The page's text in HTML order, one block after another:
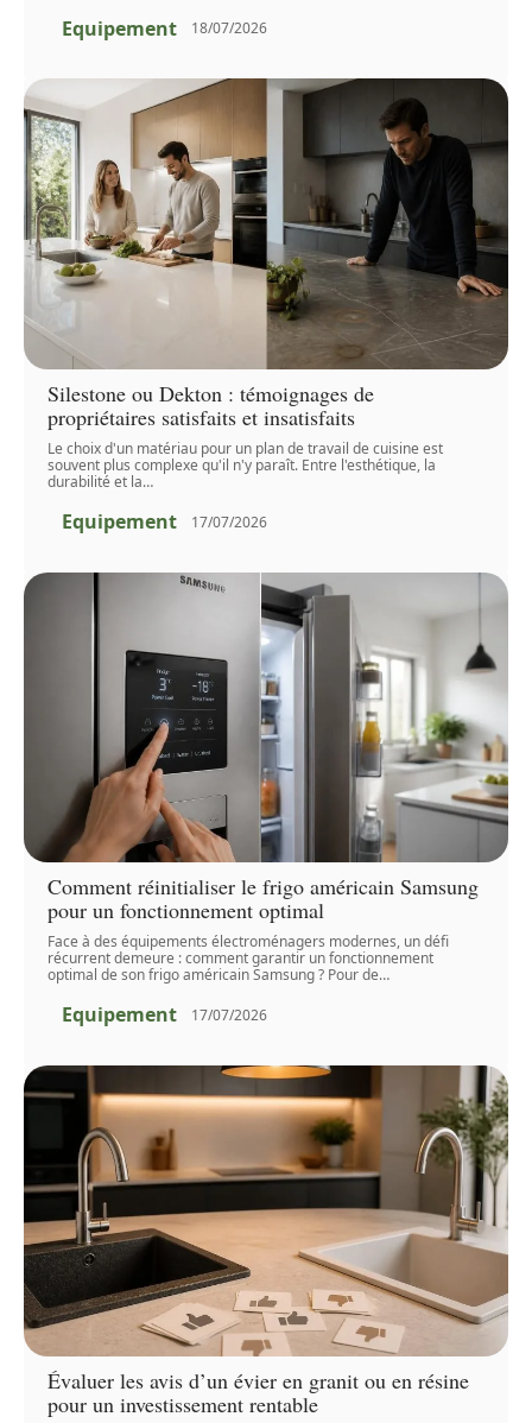
Equipement 18/07/2026
Silestone ou Dekton : témoignages de
propriétaires satisfaits et insatisfaits
Le choix d'un matériau pour un plan de travail de cuisine est
souvent plus complexe qu'il n'y paraît. Entre l'esthétique, la
durabilité et la…
Equipement 17/07/2026
Comment réinitialiser le frigo américain Samsung
pour un fonctionnement optimal
Face à des équipements électroménagers modernes, un défi
récurrent demeure : comment garantir un fonctionnement
optimal de son frigo américain Samsung ? Pour de…
Equipement 17/07/2026
Évaluer les avis d’un évier en granit ou en résine
pour un investissement rentable